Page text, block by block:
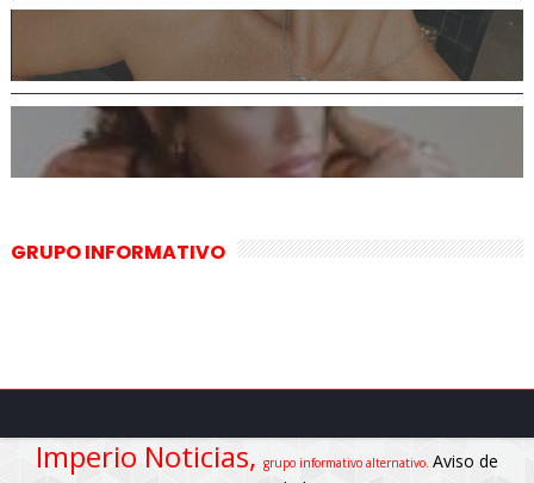
GRUPO INFORMATIVO
Imperio Noticias, grupo informativo alternativo. Aviso de